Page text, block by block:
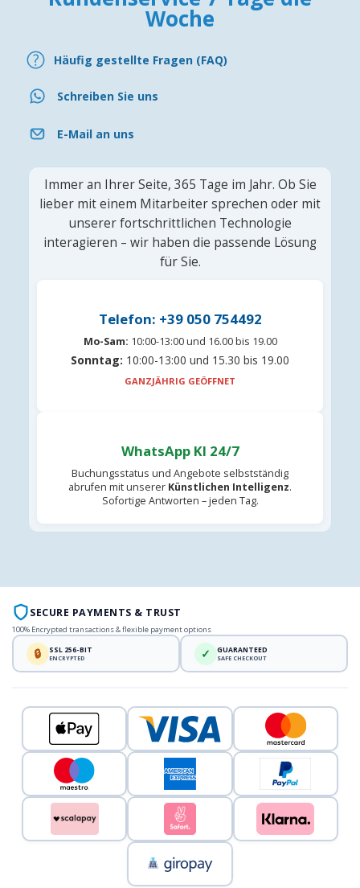
Woche
Häufig gestellte Fragen (FAQ)
Schreiben Sie uns
E-Mail an uns
Immer an Ihrer Seite, 365 Tage im Jahr. Ob Sie
lieber mit einem Mitarbeiter sprechen oder mit
unserer fortschrittlichen Technologie
interagieren – wir haben die passende Lösung
für Sie.
Telefon: +39 050 754492
Mo-Sam: 10:00-13:00 und 16.00 bis 19.00
Sonntag: 10:00-13:00 und 15.30 bis 19.00
GANZJÄHRIG GEÖFFNET
WhatsApp KI 24/7
Buchungsstatus und Angebote selbstständig
abrufen mit unserer Künstlichen Intelligenz.
Sofortige Antworten – jeden Tag.
SECURE PAYMENTS & TRUST
100% Encrypted transactions & flexible payment options
🔒 SSL 256-BIT
ENCRYPTED ✓ GUARANTEED
SAFE CHECKOUT